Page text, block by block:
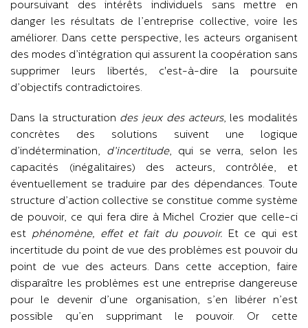
poursuivant des intérêts individuels sans mettre en
danger les résultats de l’entreprise collective, voire les
améliorer. Dans cette perspective, les acteurs organisent
des modes d’intégration qui assurent la coopération sans
supprimer leurs libertés, c'est-à-dire la poursuite
d’objectifs contradictoires.
Dans la structuration des jeux des acteurs, les modalités
concrètes des solutions suivent une logique
d’indétermination, d’incertitude, qui se verra, selon les
capacités (inégalitaires) des acteurs, contrôlée, et
éventuellement se traduire par des dépendances. Toute
structure d’action collective se constitue comme système
de pouvoir, ce qui fera dire à Michel Crozier que celle-ci
est phénomène, effet et fait du pouvoir. Et ce qui est
incertitude du point de vue des problèmes est pouvoir du
point de vue des acteurs. Dans cette acception, faire
disparaître les problèmes est une entreprise dangereuse
pour le devenir d’une organisation, s’en libérer n’est
possible qu’en supprimant le pouvoir. Or cette